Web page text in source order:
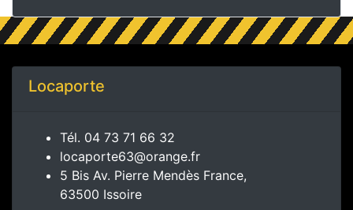
Locaporte
Tél. 04 73 71 66 32
locaporte63@orange.fr
5 Bis Av. Pierre Mendès France,
63500 Issoire